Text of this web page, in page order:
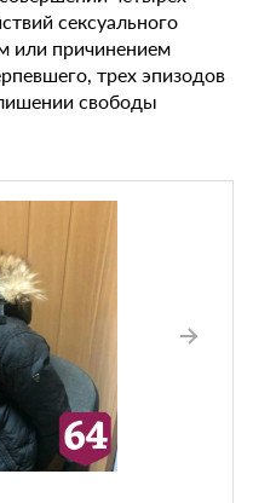
сексуального
или причинением
трех эпизодов
свободы